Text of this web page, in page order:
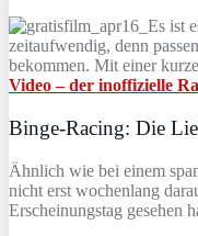
Es ist
zeitaufwendig, denn
bekommen. Mit einer
Video – der inoffizielle
Binge-Racing: Die
Ähnlich wie bei einem
nicht erst wochenlang
Erscheinungstag gesehen